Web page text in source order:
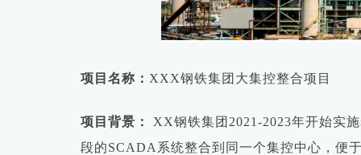
项目名称： XXX钢铁集团大集控整合项目
项目背景： XX钢铁集团 2021-2023年开始实
段的SCADA系统整合到同一个集控中心，便